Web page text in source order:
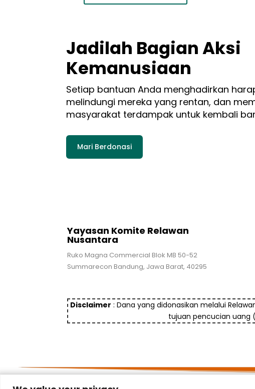
Jadilah Bagian Aksi
Kemanusiaan
Setiap bantuan Anda menghadirkan
melindungi mereka yang rentan, dan
masyarakat terdampak untuk kembali
Mari Berdonasi
Yayasan Komite Relawan
Nusantara
Ruko Magna Commercial Blok MB 50-52
Summarecon Bandung, Jawa Barat, 40295
Disclaimer : Dana yang didonasikan melalui
tujuan pencucian uang